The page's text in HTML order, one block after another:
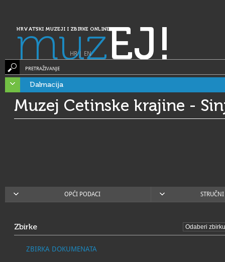
HRVATSKI MUZEJI I ZBIRKE ONLINE
muzEJ!
HR| EN
PRETRAŽIVANJE
Dalmacija
Muzej Cetinske krajine -
OPĆI PODACI
Zbirke
ZBIRKA DOKUMENATA